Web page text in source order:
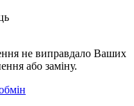
не виправдало Ваших
або заміну.